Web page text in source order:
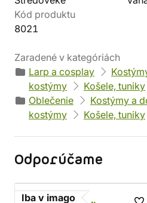
Kód produktu
8021
Zaradené v kategóriách
Larp a cosplay
kostýmy
Košele, tuniky
Oblečenie
Kostýmy a
kostýmy
Košele, tuniky
Odporúčame
Iba v imago